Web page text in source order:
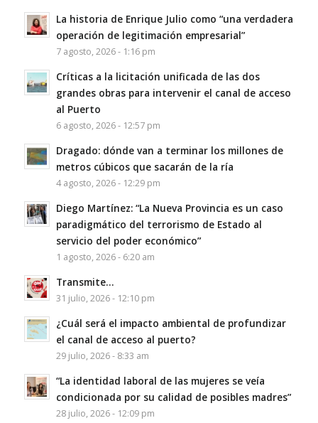
La historia de Enrique Julio como “una verdadera
operación de legitimación empresarial”
7 agosto, 2026 - 1:16 pm
Críticas a la licitación unificada de las dos
grandes obras para intervenir el canal de acceso
al Puerto
6 agosto, 2026 - 12:57 pm
Dragado: dónde van a terminar los millones de
metros cúbicos que sacarán de la ría
4 agosto, 2026 - 12:29 pm
Diego Martínez: “La Nueva Provincia es un caso
paradigmático del terrorismo de Estado al
servicio del poder económico”
1 agosto, 2026 - 6:20 am
Transmite…
31 julio, 2026 - 12:10 pm
¿Cuál será el impacto ambiental de profundizar
el canal de acceso al puerto?
29 julio, 2026 - 8:33 am
“La identidad laboral de las mujeres se veía
condicionada por su calidad de posibles madres”
28 julio, 2026 - 12:09 pm